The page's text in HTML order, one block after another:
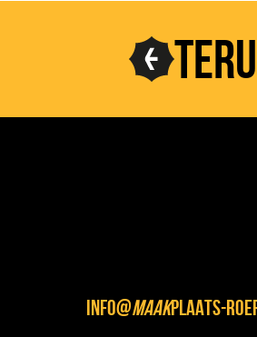
INFO@MAAKPLAATS-